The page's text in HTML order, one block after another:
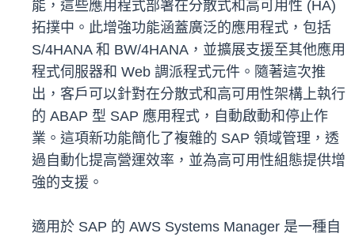
能，這些應用程式部署在分散式和高可用性 (HA)
拓撲中。此增強功能涵蓋廣泛的應用程式，包括
S/4HANA 和 BW/4HANA，並擴展支援至其他應用
程式伺服器和 Web 調派程式元件。隨著這次推
出，客戶可以針對在分散式和高可用性架構上執行
的 ABAP 型 SAP 應用程式，自動啟動和停止作
業。這項新功能簡化了複雜的 SAP 領域管理，透
過自動化提高營運效率，並為高可用性組態提供增
強的支援。
適用於 SAP 的 AWS Systems Manager 是一種自